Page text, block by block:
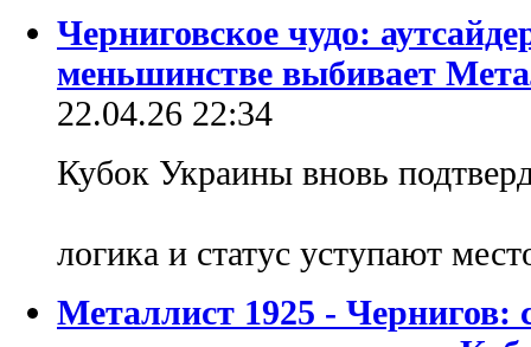
Черниговское чудо:
меньшинстве выбивает
22.04.26 22:34
Кубок Украины вновь
логика и статус уступают
Металлист 1925 - Чернигов: